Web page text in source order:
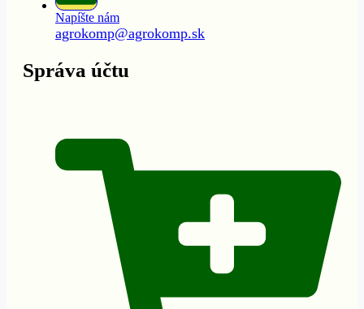
Napíšte nám
agrokomp@agrokomp.sk
Správa účtu